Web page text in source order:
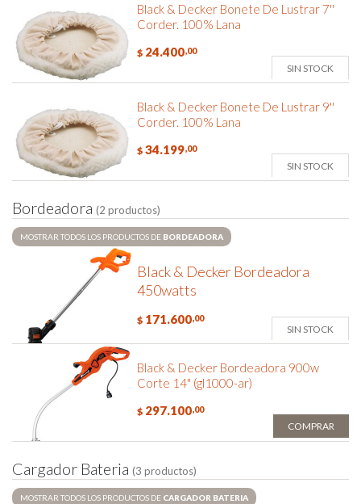
Black & Decker Bonete De Lustrar 7''
Corder. 100% Lana
$ 24.400,00
SIN STOCK
Black & Decker Bonete De Lustrar 9''
Corder. 100% Lana
$ 34.199,00
SIN STOCK
Bordeadora (2 productos)
MOSTRAR TODOS LOS PRODUCTOS DE BORDEADORA
Black & Decker Bordeadora
450watts
$ 171.600,00
SIN STOCK
Black & Decker Bordeadora 900w
Corte 14" (gl1000-ar)
$ 297.100,00
COMPRAR
Cargador Bateria (3 productos)
MOSTRAR TODOS LOS PRODUCTOS DE CARGADOR BATERIA